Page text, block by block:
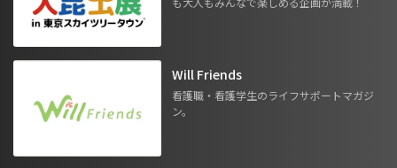
Will Friends
看護職・看護学生のライフサポートマガジ
ン。